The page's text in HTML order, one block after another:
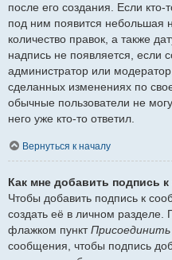
после его создания. Если
под ним появится небольшая
количество правок, а также
надпись не появляется, если
администратор или
сделанных изменениях по
обычные пользователи не
него уже кто-то ответил.
Вернуться к началу
Как мне добавить подпись
Чтобы добавить подпись к
создать её в личном разделе.
флажком пунктПрисоединить
сообщения, чтобы подпись